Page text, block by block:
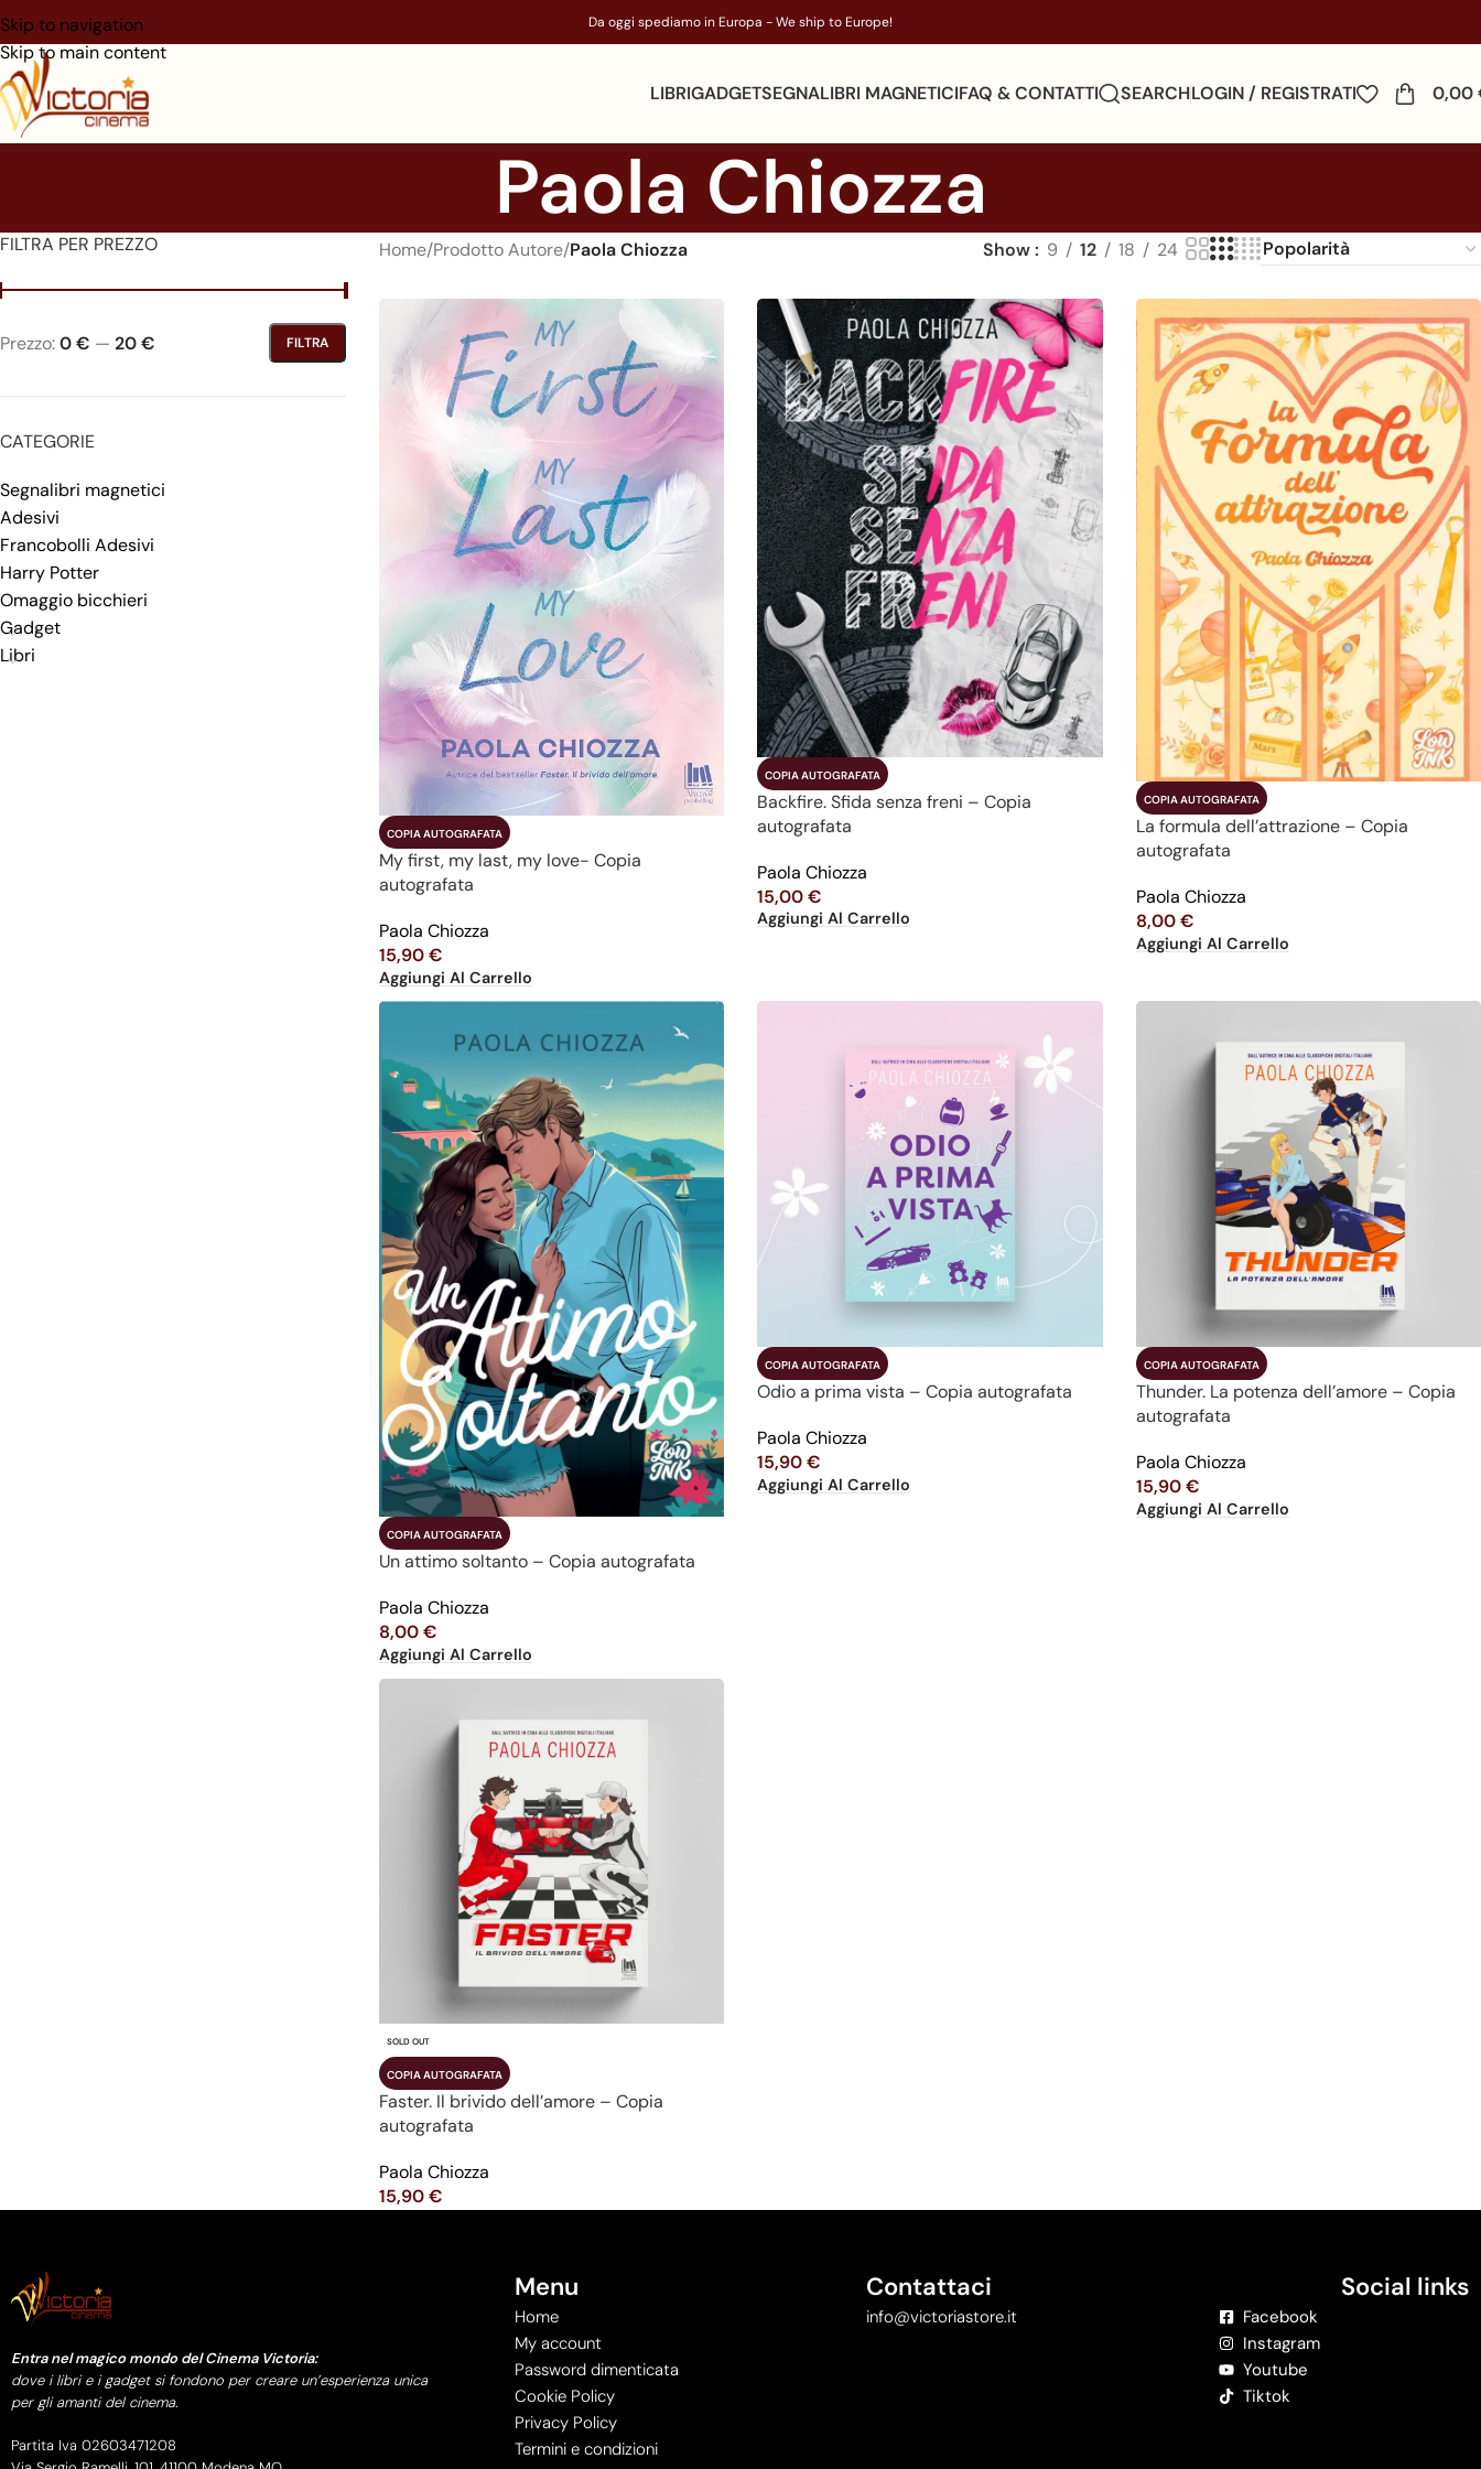
Skip to navigation
Skip to main content
Da oggi spediamo in Europa - We ship to Europe!
LIBRIGADGETSEGNALIBRI MAGNETICIFAQ & CONTATTI SEARCHLOGIN / REGISTRATI 0,00
Paola Chiozza
FILTRA PER PREZZO
FILTRA
Prezzo:0 € — 20 €
CATEGORIE
Segnalibri magnetici
Adesivi
Francobolli Adesivi
Harry Potter
Omaggio bicchieri
Gadget
Libri
Home/Prodotto Autore/Paola Chiozza Show 9 12 18 24
COPIA AUTOGRAFATA
My first, my last, my love- Copia
autografata
Paola Chiozza
15,90€
Aggiungi Al Carrello
COPIA AUTOGRAFATA
Backfire. Sfida senza freni – Copia
autografata
Paola Chiozza
15,00€
Aggiungi Al Carrello
COPIA AUTOGRAFATA
La formula dell’attrazione – Copia
autografata
Paola Chiozza
8,00€
Aggiungi Al Carrello
COPIA AUTOGRAFATA
Un attimo soltanto – Copia autografata
Paola Chiozza
8,00€
Aggiungi Al Carrello
COPIA AUTOGRAFATA
Odio a prima vista – Copia autografata
Paola Chiozza
15,90€
Aggiungi Al Carrello
COPIA AUTOGRAFATA
Thunder. La potenza dell’amore – Copia
autografata
Paola Chiozza
15,90€
Aggiungi Al Carrello
SOLD OUT
COPIA AUTOGRAFATA
Faster. Il brivido dell’amore – Copia
autografata
Paola Chiozza
15,90€
Entra nel magico mondo del Cinema Victoria:
dove i libri e i gadget si fondono per creare un’esperienza unica
per gli amanti del cinema.
Partita Iva 02603471208
Menu
Home
My account
Password dimenticata
Cookie Policy
Privacy Policy
Termini e condizioni
Contattaci
info@victoriastore.it
Social links
Facebook
Instagram
Youtube
Tiktok